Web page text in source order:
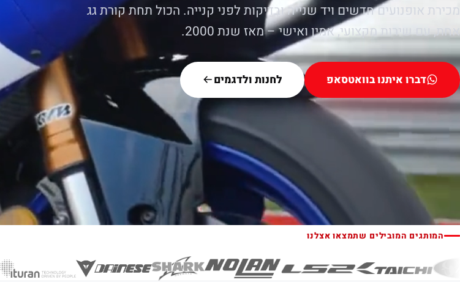
מכירת אופנועים חדשים ויד שנייה ובדיקות לפני קנייה. הכול תחת קורת גג
אחת, עם שירות מקצועי, אמין ואישי – מאז שנת 2000.
דברו איתנו בוואטסאפ לחנות ולדגמים
המותגים המובילים שתמצאו אצלנו